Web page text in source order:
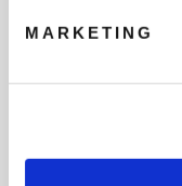
MARKETING
FLUG